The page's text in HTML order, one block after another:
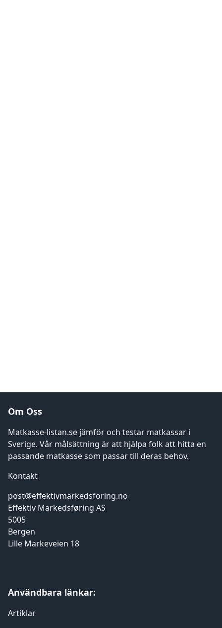
Om Oss
Matkasse-listan.se jämför och testar matkassar i
Sverige. Vår målsättning är att hjälpa folk att hitta en
passande matkasse som passar till deras behov.
Kontakt
post@effektivmarkedsforing.no
Effektiv Markedsføring AS
5005
Bergen
Lille Markeveien 18
Användbara länkar:
Artiklar